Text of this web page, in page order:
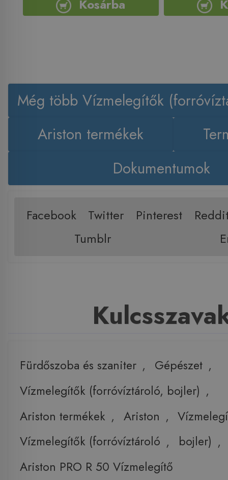
Kosárba
Még több Vízmelegítők
Ariston termékek
Dokumentumok
Facebook Twitter Pinterest
Tumblr
Fürdőszoba és szaniter , Gépészet ,
Vízmelegítők (forróvíztároló, bojler) ,
Ariston termékek , Ariston ,
Vízmelegítők (forróvíztároló , bojler) ,
Ariston PRO R 50 Vízmelegítő